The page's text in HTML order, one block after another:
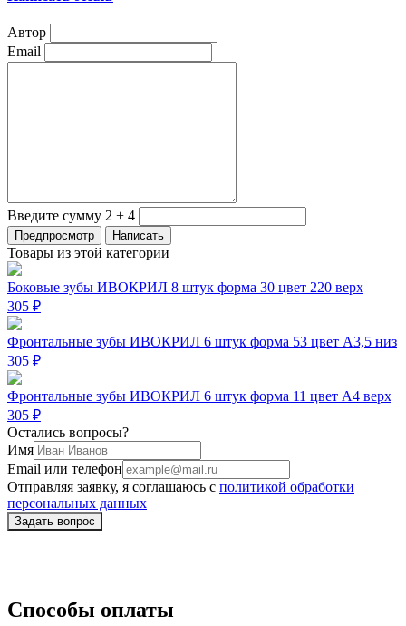
Автор
Email
Введите сумму 2 + 4
Товары из этой категории
Боковые зубы ИВОКРИЛ 8 штук форма 30 цвет 220 верх
305 ₽
Фронтальные зубы ИВОКРИЛ 6 штук форма 53 цвет А3,5 низ
305 ₽
Фронтальные зубы ИВОКРИЛ 6 штук форма 11 цвет А4 верх
305 ₽
Остались вопросы?
Имя
Email или телефон
Отправляя заявку, я соглашаюсь с политикой обработки
персональных данных
Способы оплаты